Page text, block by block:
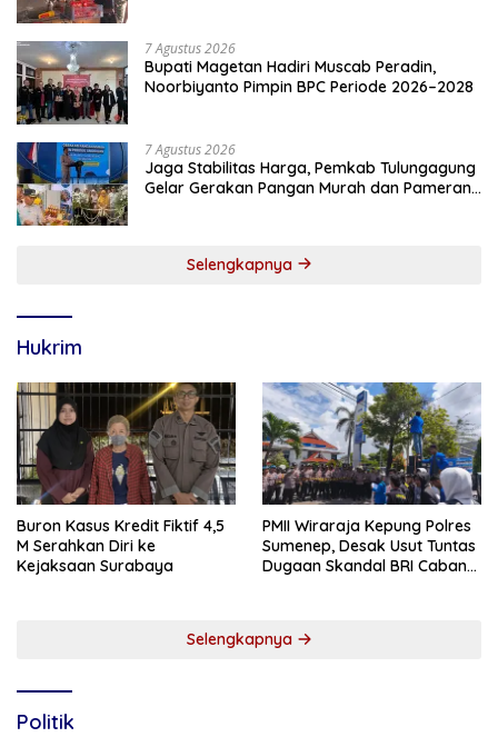
7 Agustus 2026
Bupati Magetan Hadiri Muscab Peradin,
Noorbiyanto Pimpin BPC Periode 2026–2028
7 Agustus 2026
Jaga Stabilitas Harga, Pemkab Tulungagung
Gelar Gerakan Pangan Murah dan Pameran
Selengkapnya
Hukrim
Buron Kasus Kredit Fiktif 4,5
M Serahkan Diri ke
Kejaksaan Surabaya
PMII Wiraraja Kepung Polres
Sumenep, Desak Usut Tuntas
Dugaan Skandal BRI Cabang
Selengkapnya
Politik